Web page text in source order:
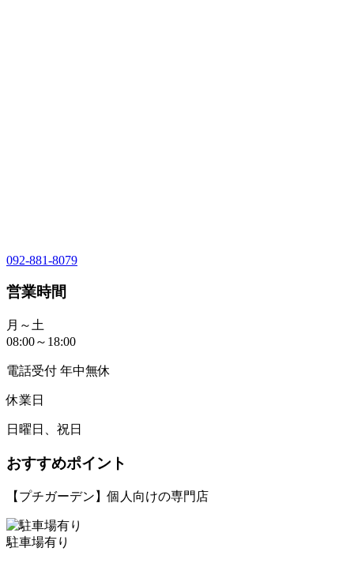
092-881-8079
営業時間
月～土
08:00～18:00
電話受付 年中無休
休業日
日曜日、祝日
おすすめポイント
【プチガーデン】個人向けの専門店
駐車場有り